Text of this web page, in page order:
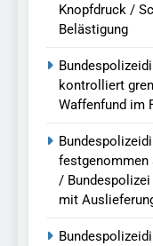
Knopfdruck /
Belästigung
kontrolliert
Waffenfund im
festgenommen
/
mit